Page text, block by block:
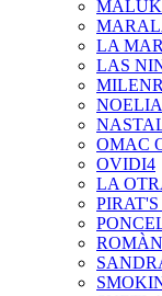
LA
LAS
OMAC
OVIDI4
LA